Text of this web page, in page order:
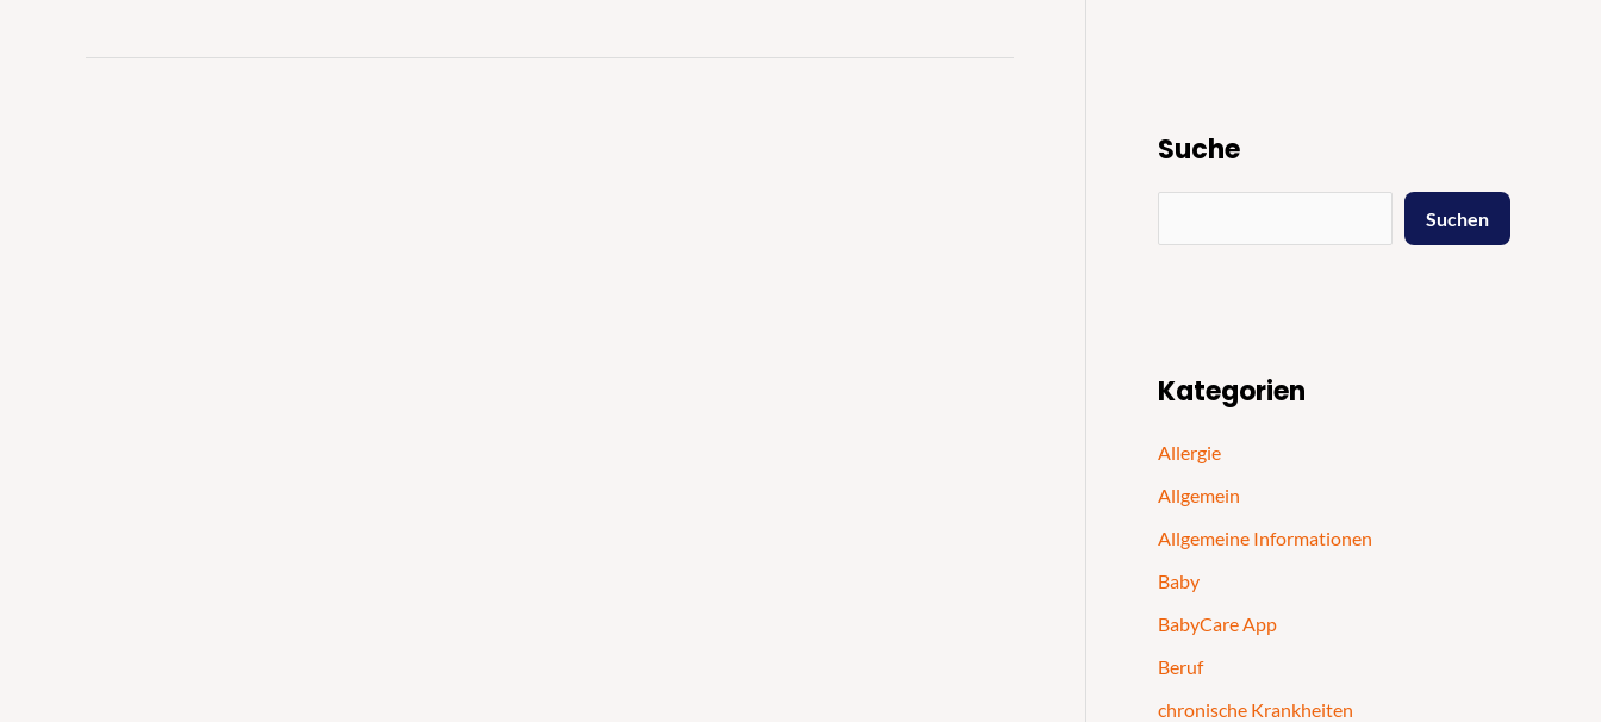
Suche
Suchen
Kategorien
Allergie
Allgemein
Allgemeine Informationen
Baby
BabyCare App
Beruf
chronische Krankheiten